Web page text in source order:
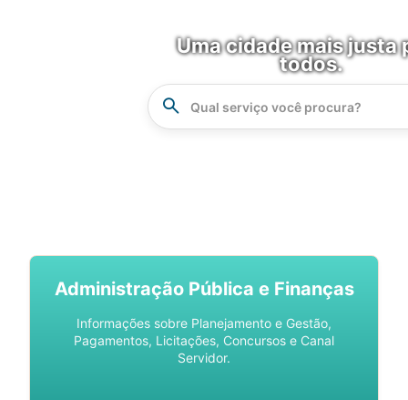
Uma cidade mais justa
todos.
Administração Pública e Finanças
Informações sobre Planejamento e Gestão,
Pagamentos, Licitações, Concursos e Canal
Servidor.